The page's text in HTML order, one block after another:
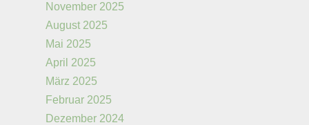
November 2025
August 2025
Mai 2025
April 2025
März 2025
Februar 2025
Dezember 2024